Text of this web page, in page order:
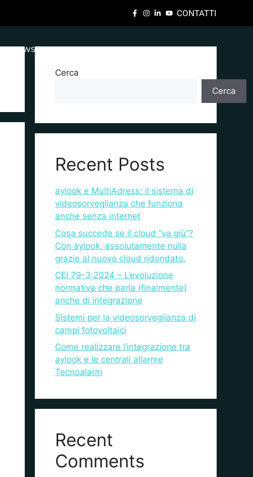
CONTATTI
NEWS DOVE ACQUISTARE SUPPORTO TECNICO
Cerca
Cerca
Recent Posts
aylook e MultiAdress: il sistema di
videosorveglianza che funziona
anche senza internet
Cosa succede se il cloud “va giù”?
Con aylook, assolutamente nulla
grazie al nuovo cloud ridondato.
CEI 79-3:2024 – L’evoluzione
normativa che parla (finalmente)
anche di integrazione
Sistemi per la videosorveglianza di
campi fotovoltaici
Come realizzare l’integrazione tra
aylook e le centrali allarme
Tecnoalarm
Recent
Comments